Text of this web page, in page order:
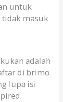
untuk
tidak masuk
adalah
di brimo
lupa isi